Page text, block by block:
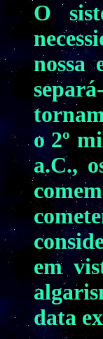
O
nossa
o 2º
a.C.,
em
data